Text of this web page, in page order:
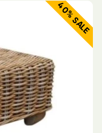
40% SALE